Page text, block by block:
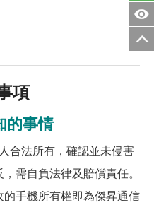
項
的事情
合法所有，確認並未侵害
需自負法律及賠償責任。
手機所有權即為傑昇通信